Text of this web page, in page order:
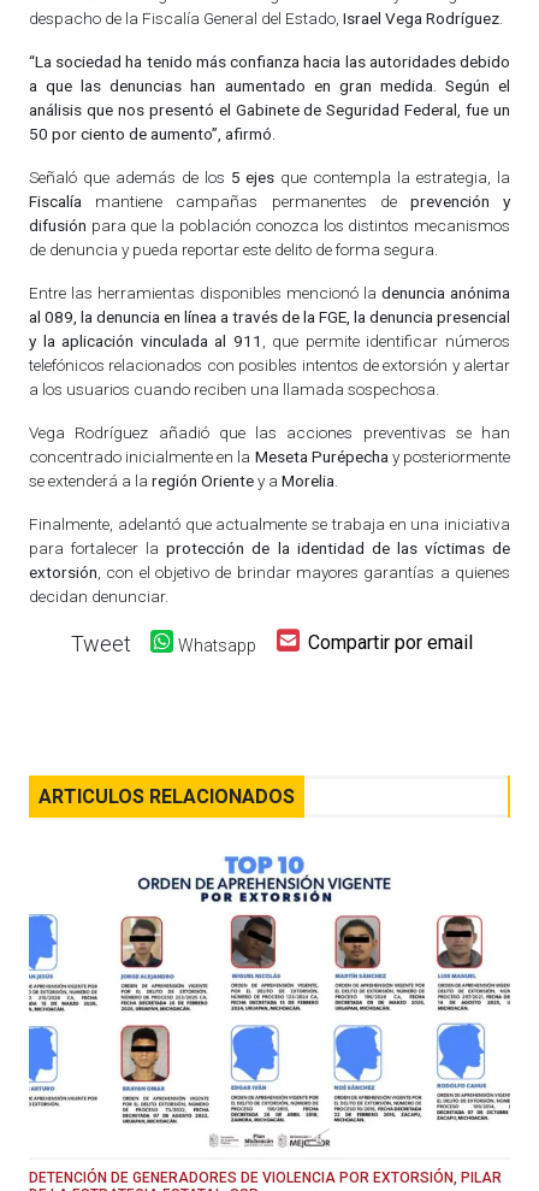
despacho de la Fiscalía General del Estado, Israel Vega Rodríguez
“La sociedad ha tenido más confianza hacia las autoridades debido
a que las denuncias han aumentado en gran medida. Según el
análisis que nos presentó el Gabinete de Seguridad Federal, fue un
50 por ciento de aumento”, afirmó.
Señaló que además de los 5 ejes que contempla la estrategia, la
Fiscalía mantiene campañas permanentes deprevención y
difusión para que la población conozca los distintos mecanismos
de denuncia y pueda reportar este delito de forma segura.
Entre las herramientas disponibles mencionó la denuncia anónima
al 089, la denuncia en línea a través de la FGE, la denuncia presencial
y la aplicación vinculada al 911
, que permite identificar números
telefónicos relacionados con posibles intentos de extorsión y alertar
a los usuarios cuando reciben una llamada sospechosa.
Vega Rodríguez añadió que las acciones preventivas se han
concentrado inicialmente en la Meseta Purépecha y posteriormente
se extenderá a la región Orientey a Morelia
Finalmente, adelantó que actualmente se trabaja en una iniciativa
para fortalecer la protección de la identidad de las víctimas de
extorsión , con el objetivo de brindar mayores garantías a quienes
decidan denunciar.
Tweet Whatsapp Compartir por email
ARTICULOS RELACIONADOS
DETENCIÓN DE GENERADORES DE VIOLENCIA POR EXTORSIÓN, PILAR